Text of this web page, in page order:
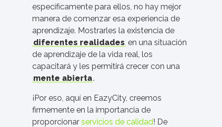
específicamente para ellos, no hay mejor
manera de comenzar esa experiencia de
aprendizaje. Mostrarles la existencia de
diferentes realidades en una situación
de aprendizaje de la vida real, los
capacitará y les permitirá crecer con una
mente abierta.
¡Por eso, aquí en EazyCity, creemos
firmemente en la importancia de
proporcionar servicios de calidad! De